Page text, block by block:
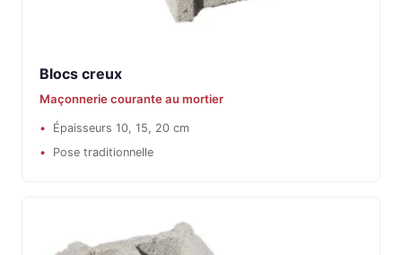
Blocs creux
Maçonnerie courante au mortier
Épaisseurs 10, 15, 20 cm
Pose traditionnelle